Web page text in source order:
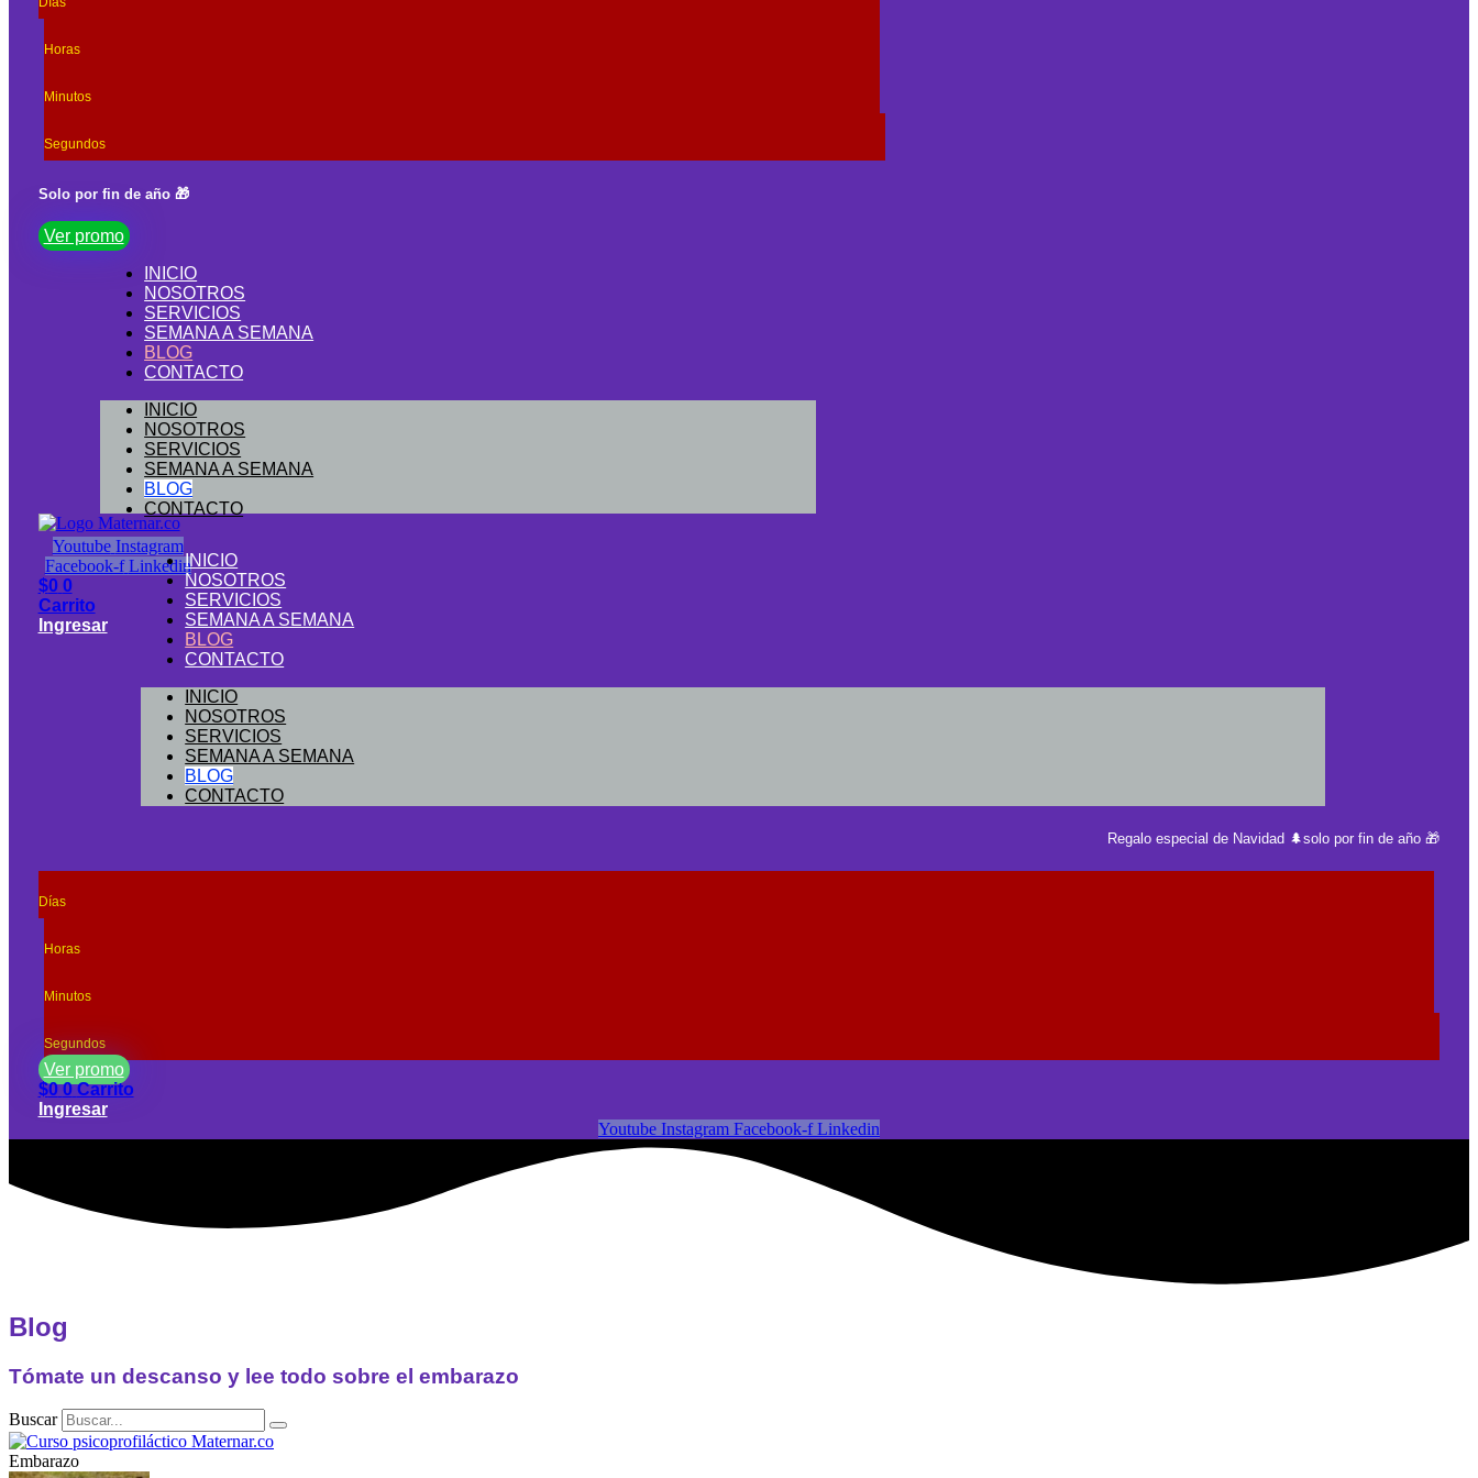
contenido
Horas
Minutos
Segundos
Solo por fin de año 🎁
Ver promo
INICIO
NOSOTROS
SERVICIOS
SEMANA A SEMANA
BLOG
CONTACTO
INICIO
NOSOTROS
SERVICIOS
SEMANA A SEMANA
BLOG
CONTACTO
Youtube Instagram
Facebook-f Linkedin
$0 0
Carrito
Ingresar
INICIO
NOSOTROS
SERVICIOS
SEMANA A SEMANA
BLOG
CONTACTO
INICIO
NOSOTROS
SERVICIOS
SEMANA A SEMANA
BLOG
CONTACTO
Regalo especial de Navidad 🌲solo por fin de año 🎁
Días
Horas
Minutos
Segundos
Ver promo
$0 0 Carrito
Ingresar
Youtube Instagram Facebook-f Linkedin
Blog
Tómate un descanso y lee todo sobre el embarazo
Buscar
Embarazo